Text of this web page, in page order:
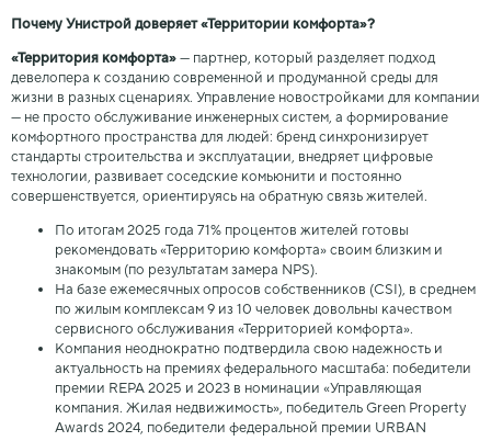
Почему Унистрой доверяет «Территории комфорта»?
«Территория комфорта»— партнер, который разделяет подход
девелопера к созданию современной и продуманной среды для
жизни в разных сценариях. Управление новостройками для компании
— не просто обслуживание инженерных систем, а формирование
комфортного пространства для людей: бренд синхронизирует
стандарты строительства и эксплуатации, внедряет цифровые
технологии, развивает соседские комьюнити и постоянно
совершенствуется, ориентируясь на обратную связь жителей.
По итогам 2025 года 71% процентов жителей готовы
рекомендовать «Территорию комфорта» своим близким и
знакомым (по результатам замера NPS).
На базе ежемесячных опросов собственников (CSI), в среднем
по жилым комплексам 9 из 10 человек довольны качеством
сервисного обслуживания «Территорией комфорта».
Компания неоднократно подтвердила свою надежность и
актуальность на премиях федерального масштаба: победители
премии REPA 2025 и 2023 в номинации «Управляющая
компания. Жилая недвижимость», победитель Green Property
Awards 2024, победители федеральной премии URBAN